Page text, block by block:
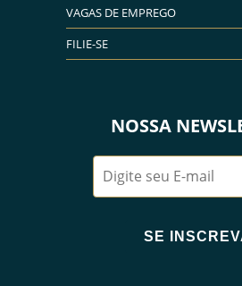
VAGAS DE EMPREGO
FILIE-SE
NOSSA